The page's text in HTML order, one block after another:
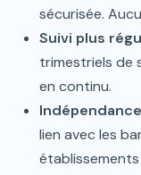
sécurisée.
Suivi plus
trimestriels de
en continu.
lien avec les